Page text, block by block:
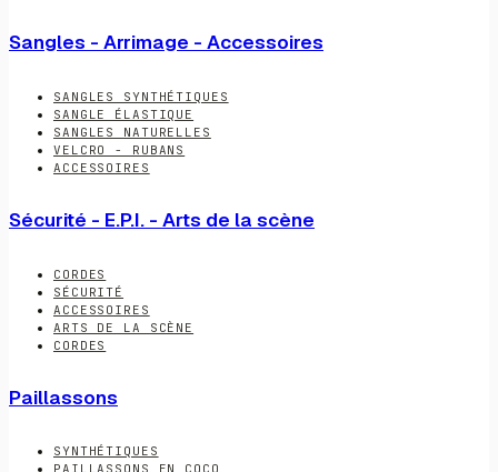
Sangles - Arrimage - Accessoires
SANGLES SYNTHÉTIQUES
SANGLE ÉLASTIQUE
SANGLES NATURELLES
VELCRO - RUBANS
ACCESSOIRES
Sécurité - E.P.I. - Arts de la scène
CORDES
SÉCURITÉ
ACCESSOIRES
ARTS DE LA SCÈNE
CORDES
Paillassons
SYNTHÉTIQUES